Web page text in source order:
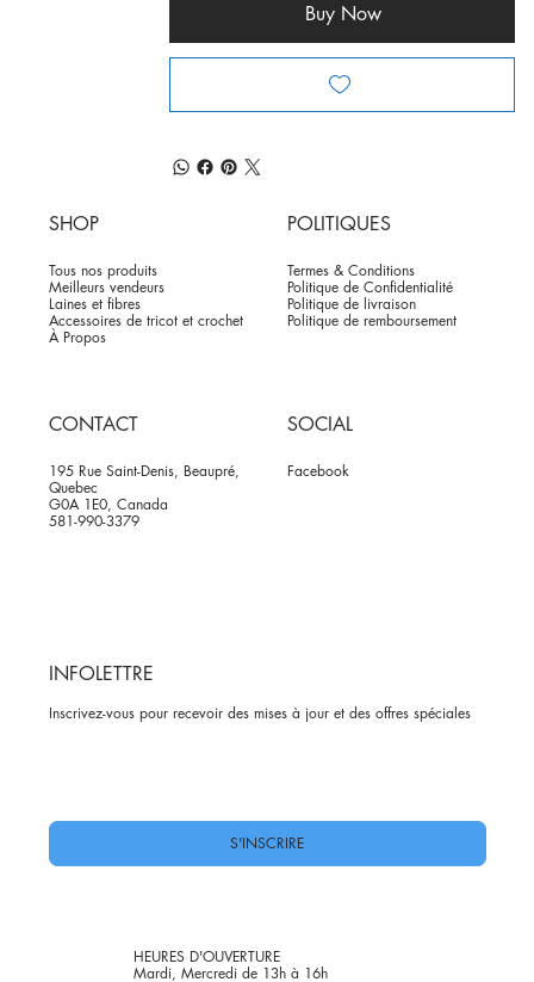
Buy Now
SHOP
Tous nos produits
Meilleurs vendeurs
Laines et fibres
Accessoires de tricot et crochet
À Propos
POLITIQUES
Termes & Conditions
Politique de Confidentialité
Politique de livraison
Politique de remboursement
CONTACT
195 Rue Saint-Denis, Beaupré,
Quebec
G0A 1E0, Canada
581-990-3379
SOCIAL
Facebook
INFOLETTRE
Inscrivez-vous pour recevoir des mises à jour et des offres spéciales
S'INSCRIRE
HEURES D'OUVERTURE
Mardi, Mercredi de 13h à 16h